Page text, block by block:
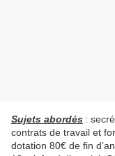
Sujets abordés :
contrats de travail et
dotation 80€ de fin